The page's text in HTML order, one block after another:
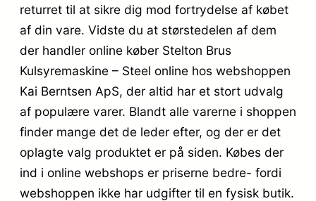
returret til at sikre dig mod fortrydelse af købet
af din vare. Vidste du at størstedelen af dem
der handler online køber Stelton Brus
Kulsyremaskine – Steel online hos webshoppen
Kai Berntsen ApS, der altid har et stort udvalg
af populære varer. Blandt alle varerne i shoppen
finder mange det de leder efter, og der er det
oplagte valg produktet er på siden. Købes der
ind i online webshops er priserne bedre- fordi
webshoppen ikke har udgifter til en fysisk butik.